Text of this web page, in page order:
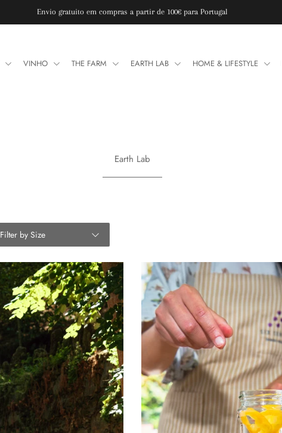
Envio gratuito em compras a partir de 100€ para Portugal
VINHO THE FARM EARTH LAB HOME & LIFESTYLE
Earth Lab
Filter by Size